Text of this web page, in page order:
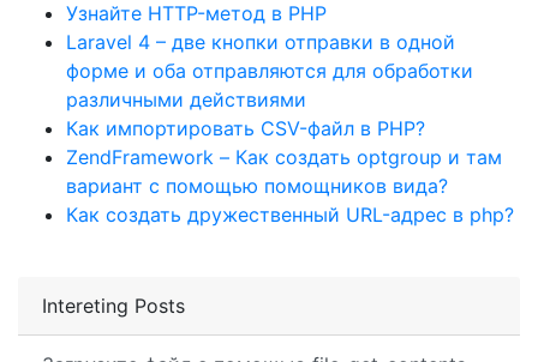
Intereting Posts
Узнайте HTTP-метод в PHP
Laravel 4 – две кнопки отправки в одной
форме и оба отправляются для обработки
различными действиями
Как импортировать CSV-файл в PHP?
ZendFramework – Как создать optgroup и там
вариант с помощью помощников вида?
Как создать дружественный URL-адрес в php?